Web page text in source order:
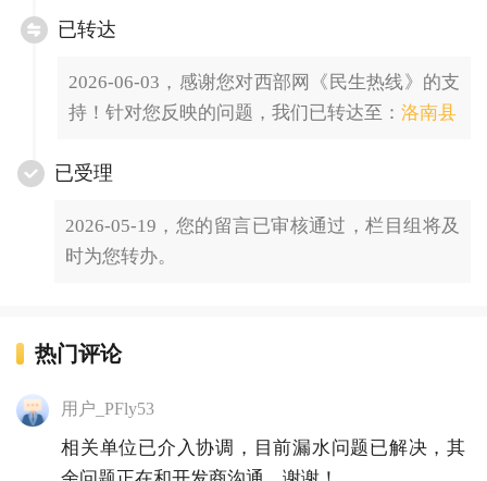
已转达
2026-06-03，感谢您对西部网《民生热线》的支
持！针对您反映的问题，我们已转达至： 洛南县
已受理
2026-05-19，您的留言已审核通过，栏目组将及
时为您转办。
热门评论
用户_PFly53
相关单位已介入协调，目前漏水问题已解决，其